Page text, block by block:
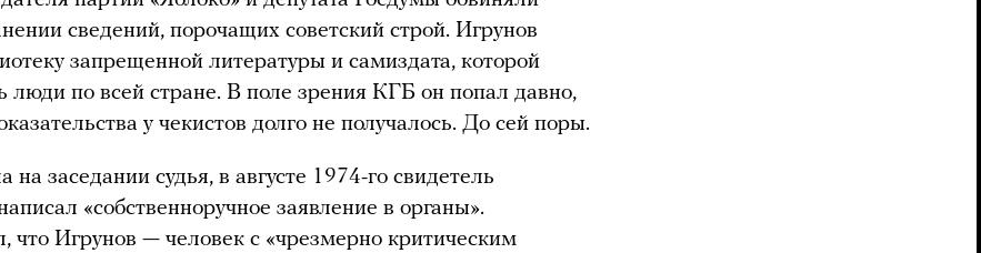
сведений, порочащих советский строй. Игрунов
запрещенной литературы и самиздата, которой
люди по всей стране. В поле зрения КГБ он попал давно,
у чекистов долго не получалось. До сей поры.
на заседании судья, в августе 1974-го свидетель
«собственноручное заявление в органы».
что Игрунов — человек с «чрезмерно критическим